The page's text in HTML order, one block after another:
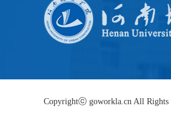
Copyrightⓒ goworkla.cn All Rights